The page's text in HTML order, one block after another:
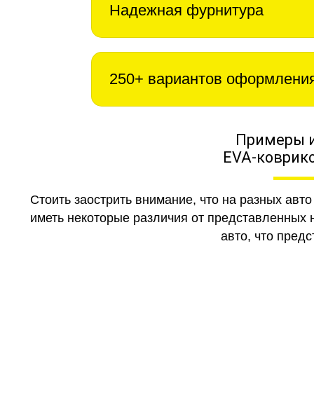
Надежная фурнитура
250+ вариантов
Примеры
EVA-
Стоить заострить внимание, что на разных
иметь некоторые различия от
авто, что